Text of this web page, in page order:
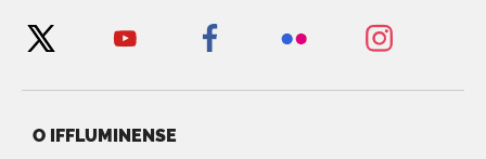
O IFFLUMINENSE